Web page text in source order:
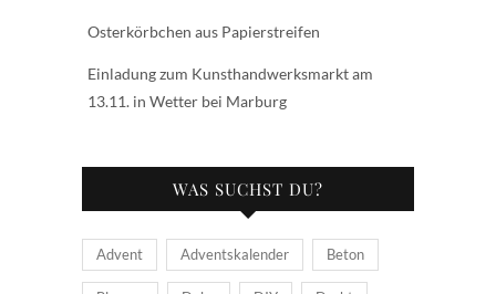
Osterkörbchen aus Papierstreifen
Einladung zum Kunsthandwerksmarkt am
13.11. in Wetter bei Marburg
WAS SUCHST DU?
Advent Adventskalender Beton